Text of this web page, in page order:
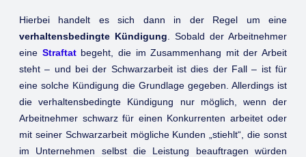
Hierbei handelt es sich dann in der Regel um eine
verhaltensbedingte Kündigung . Sobald der Arbeitnehmer
eine Straftatbegeht, die im Zusammenhang mit der Arbeit
steht – und bei der Schwarzarbeit ist dies der Fall – ist für
eine solche Kündigung die Grundlage gegeben. Allerdings ist
die verhaltensbedingte Kündigung nur möglich, wenn der
Arbeitnehmer schwarz für einen Konkurrenten arbeitet oder
mit seiner Schwarzarbeit mögliche Kunden „stiehlt“, die sonst
im Unternehmen selbst die Leistung beauftragen würden